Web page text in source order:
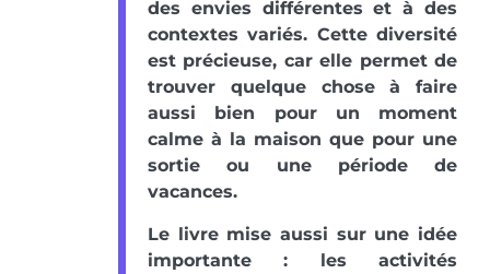
des envies différentes et à des
contextes variés. Cette diversité
est précieuse, car elle permet de
trouver quelque chose à faire
aussi bien pour un moment
calme à la maison que pour une
sortie ou une période de
vacances.
Le livre mise aussi sur une idée
importante : les activités